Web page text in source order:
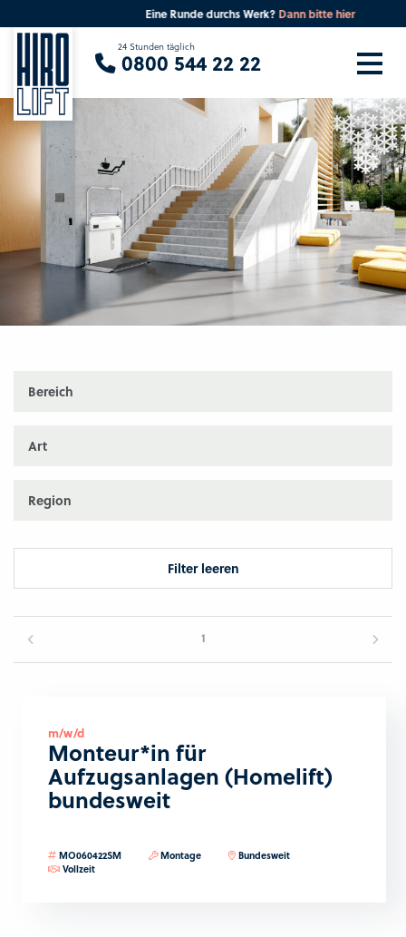
Bereich
Art
Region
Filter leeren
1
m/w/d
Monteur*in für
Aufzugsanlagen (Homelift)
bundesweit
MO060422SM Montage
Bundesweit
Vollzeit
Eine Runde durchs Werk?Dann bitte hier
24 Stunden täglich
0800 544 22 22
Sie suchen eine Beratung vor Ort?
Ihre PLZ Beratung